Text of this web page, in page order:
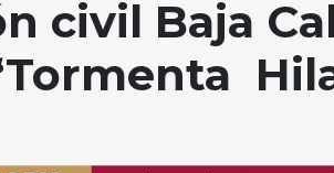
civil Baja